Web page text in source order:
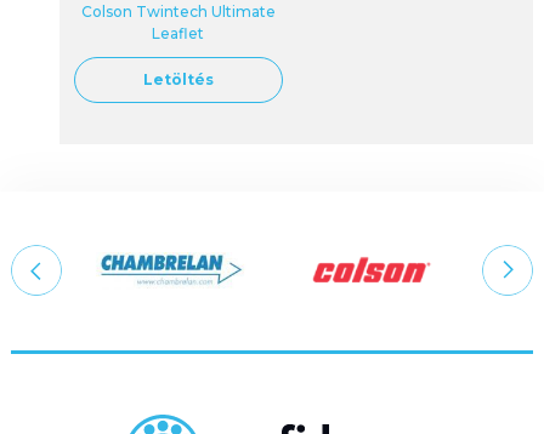
Colson Twintech Ultimate
Leaflet
Letöltés